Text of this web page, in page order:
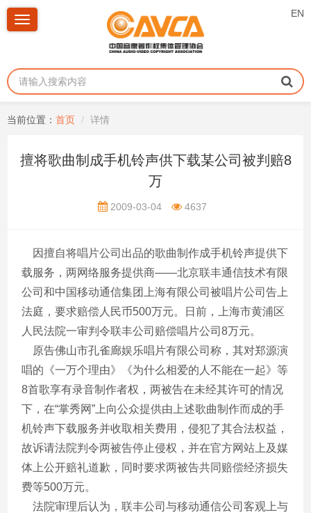
EN
Toggle
当前位置： 首页 详情
擅将歌曲制成手机铃声供下载某公司被判赔8
万
2009-03-04 4637
因擅自将唱片公司出品的歌曲制作成手机铃声提供下
载服务，两网络服务提供商——北京联丰通信技术有限
公司和中国移动通信集团上海有限公司被唱片公司告上
法庭，要求赔偿人民币500万元。日前，上海市黄浦区
人民法院一审判令联丰公司赔偿唱片公司8万元。
原告佛山市孔雀廊娱乐唱片有限公司称，其对郑源演
唱的《一万个理由》《为什么相爱的人不能在一起》等
8首歌享有录音制作者权，两被告在未经其许可的情况
下，在“掌秀网”上向公众提供由上述歌曲制作而成的手
机铃声下载服务并收取相关费用，侵犯了其合法权益，
故诉请法院判令两被告停止侵权，并在官方网站上及媒
体上公开赔礼道歉，同时要求两被告共同赔偿经济损失
费等500万元。
法院审理后认为，联丰公司与移动通信公司客观上与